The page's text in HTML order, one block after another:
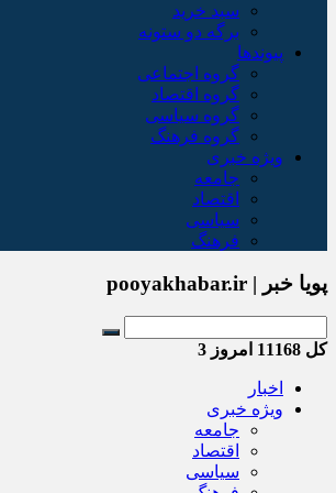
سبد خريد
برگه دو ستونه
پیوندها
گروه اجتماعی
گروه اقتصاد
گروه سیاسی
گروه فرهنگ
ویژه خبری
جامعه
اقتصاد
سیاسی
فرهنگ
پویا خبر | pooyakhabar.ir
کل امروز 3
اخبار
ویژه خبری
جامعه
اقتصاد
سیاسی